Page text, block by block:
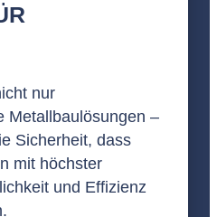
nur
Metallbaulösungen –
Sicherheit, dass
mit höchster
und Effizienz